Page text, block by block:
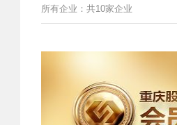
所有企业：共10家企业